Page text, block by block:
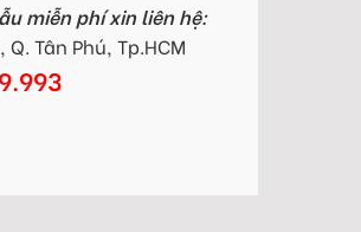
miễn phí xin liên hệ:
Tân Phú, Tp.HCM